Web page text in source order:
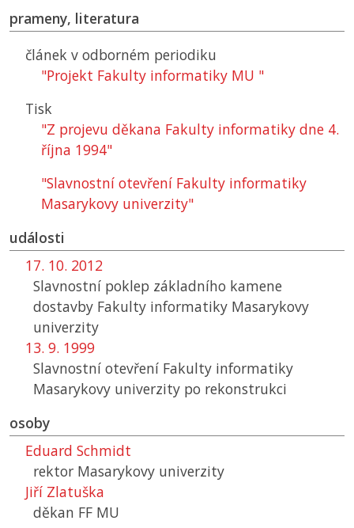
prameny, literatura
článek v odborném periodiku
"Projekt Fakulty informatiky MU "
Tisk
"Z projevu děkana Fakulty informatiky dne 4.
října 1994"
"Slavnostní otevření Fakulty informatiky
Masarykovy univerzity"
události
17. 10. 2012
Slavnostní poklep základního kamene
dostavby Fakulty informatiky Masarykovy
univerzity
13. 9. 1999
Slavnostní otevření Fakulty informatiky
Masarykovy univerzity po rekonstrukci
osoby
Eduard Schmidt
rektor Masarykovy univerzity
Jiří Zlatuška
děkan FF MU